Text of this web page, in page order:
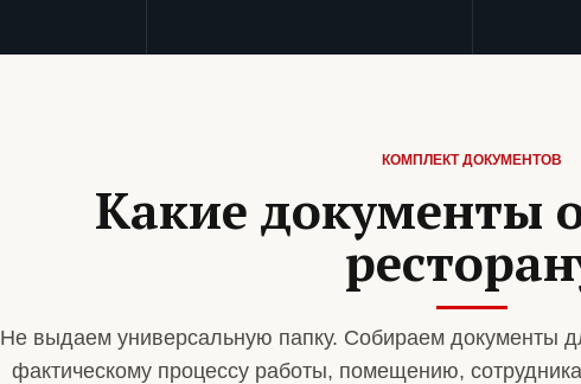
КОМПЛЕКТ ДОКУМЕНТОВ
Какие документы
Не выдаем универсальную папку. Собираем документы
фактическому процессу работы, помещению,